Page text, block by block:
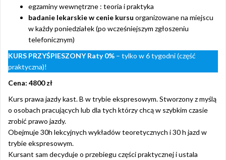
egzaminy wewnętrzne : teoria i praktyka
badanie lekarskie w cenie kursu organizowane na miejscu
w każdy poniedziałek (po wcześniejszym zgłoszeniu
telefonicznym)
KURS PRZYŚPIESZONY Raty 0% – tylko w 6 tygodni (część
praktyczna)!
Cena: 4800 zł
Kurs prawa jazdy kast. B w trybie ekspresowym. Stworzony z myślą
o osobach pracujących lub dla tych którzy chcą w szybkim czasie
zrobić prawo jazdy.
Obejmuje 30h lekcyjnych wykładów teoretycznych i 30 h jazd w
trybie ekspresowym.
Kursant sam decyduje o przebiegu części praktycznej i ustala